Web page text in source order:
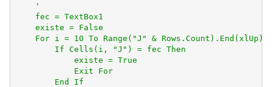
'
fec = TextBox1
existe = False
For i = 10 To Range("J" &
If Cells(i, "J") = fec Then
existe = True
Exit For
End If